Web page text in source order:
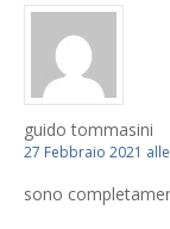
guido tommasini
27 Febbraio 2021
sono